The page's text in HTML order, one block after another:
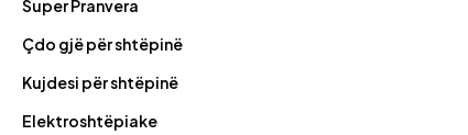
Super Pranvera
Çdo gjë për shtëpinë
Kujdesi për shtëpinë
Elektroshtëpiake